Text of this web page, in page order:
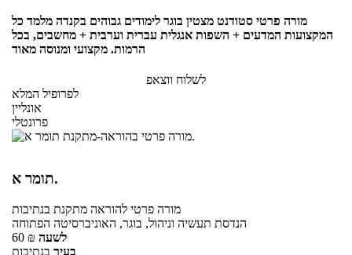
מורה פרטי סטודנט מצטין בוגר לימודים גבוהים בקנדה מלמד כל
המקצועות המדעים + השפות אנגלית עברית וערבית + מחשבים, בכל
הרמות. מקצועי ומנוסה מאוד
לשלוח ווצאפ
לפרופיל המלא
אונליין
פרונטלי
תומר א.
מורה פרטי להוראה מתקנת בנתיבות
הנדסת תעשיה וניהול, בוגר, האוניברסיטה הפתוחה
60 ₪ לשעה
בעיר בנתיבות